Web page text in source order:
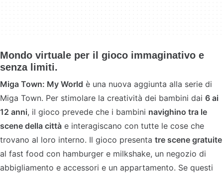
Mondo virtuale per il gioco immaginativo e
senza limiti.
Miga Town: My World è una nuova aggiunta alla serie di
Miga Town. Per stimolare la creatività dei bambini dai 6 ai
12 anni, il gioco prevede che i bambini navighino tra le
scene della città e interagiscano con tutte le cose che
trovano al loro interno. Il gioco presenta tre scene gratuite
al fast food con hamburger e milkshake, un negozio di
abbigliamento e accessori e un appartamento. Se questi